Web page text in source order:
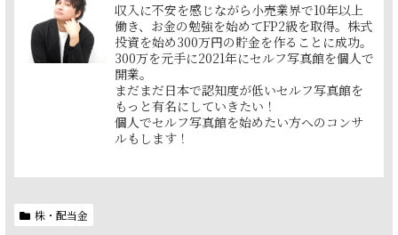
収入に不安を感じながら小売業界で10年以上
働き、お金の勉強を始めてFP2級を取得。株式
投資を始め300万円の貯金を作ることに成功。
300万を元手に2021年にセルフ写真館を個人で
開業。
まだまだ日本で認知度が低いセルフ写真館を
もっと有名にしていきたい！
個人でセルフ写真館を始めたい方へのコンサ
ルもします！
株・配当金